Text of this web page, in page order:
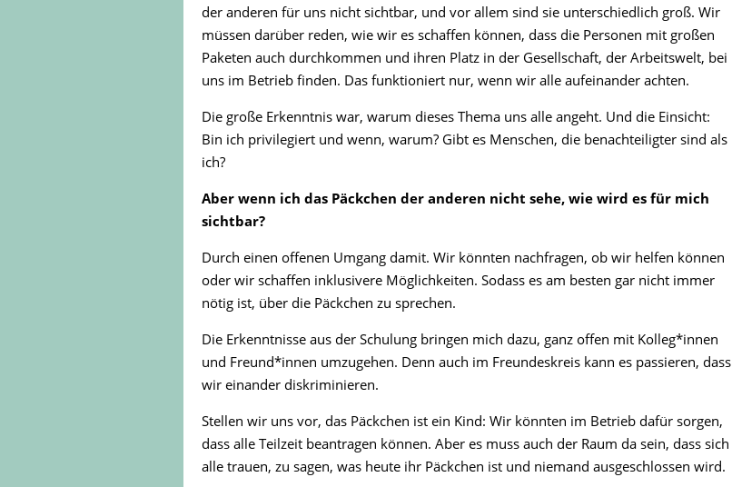
der anderen für uns nicht sichtbar, und vor allem sind sie unterschiedlich groß. Wir
müssen darüber reden, wie wir es schaffen können, dass die Personen mit großen
Paketen auch durchkommen und ihren Platz in der Gesellschaft, der Arbeitswelt, bei
uns im Betrieb finden. Das funktioniert nur, wenn wir alle aufeinander achten.
Die große Erkenntnis war, warum dieses Thema uns alle angeht. Und die Einsicht:
Bin ich privilegiert und wenn, warum? Gibt es Menschen, die benachteiligter sind als
ich?
Aber wenn ich das Päckchen der anderen nicht sehe, wie wird es für mich
sichtbar?
Durch einen offenen Umgang damit. Wir könnten nachfragen, ob wir helfen können
oder wir schaffen inklusivere Möglichkeiten. Sodass es am besten gar nicht immer
nötig ist, über die Päckchen zu sprechen.
Die Erkenntnisse aus der Schulung bringen mich dazu, ganz offen mit Kolleg*innen
und Freund*innen umzugehen. Denn auch im Freundeskreis kann es passieren, dass
wir einander diskriminieren.
Stellen wir uns vor, das Päckchen ist ein Kind: Wir könnten im Betrieb dafür sorgen,
dass alle Teilzeit beantragen können. Aber es muss auch der Raum da sein, dass sich
alle trauen, zu sagen, was heute ihr Päckchen ist und niemand ausgeschlossen wird.